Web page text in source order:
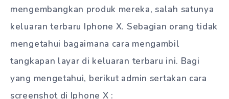
mengembangkan produk mereka, salah satunya
keluaran terbaru Iphone X. Sebagian orang tidak
mengetahui bagaimana cara mengambil
tangkapan layar di keluaran terbaru ini. Bagi
yang mengetahui, berikut admin sertakan cara
screenshot di Iphone X :